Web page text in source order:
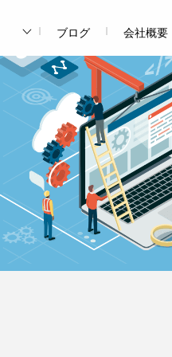
ブログ 会社概要